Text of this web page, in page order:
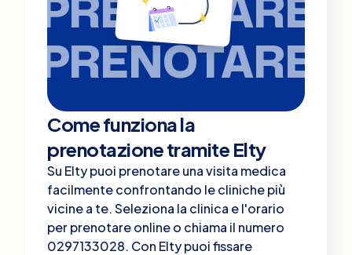
PRENOTARE
Come funziona la
prenotazione tramite Elty
Su Elty puoi prenotare una visita medica
facilmente confrontando le cliniche più
vicine a te. Seleziona la clinica e l'orario
per prenotare online o chiama il numero
0297133028. Con Elty puoi fissare